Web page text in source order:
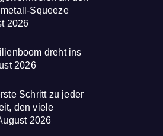
Squeeze
2026
dreht ins
2026
Schritt zu jeder
den viele
2026